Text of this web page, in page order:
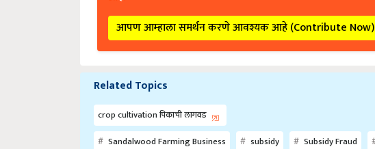
आपण आम्हाला समर्थन करणे आवश्यक आहे (Contribute Now)
Related Topics
crop cultivation पिकाची लागवड
Sandalwood Farming Business
subsidy Subsidy Fraud